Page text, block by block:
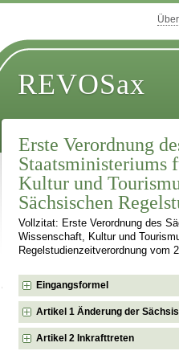
REVOSax
Erste Verordnung
Staatsministeriums
Kultur und
Sächsischen
Vollzitat: Erste Verordnung des
Wissenschaft, Kultur und
Regelstudienzeitverordnung vom
Eingangsformel
Artikel 1 Änderung der
Artikel 2 Inkrafttreten